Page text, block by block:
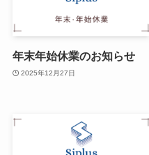
年末年始休業のお知らせ
2025年12月27日